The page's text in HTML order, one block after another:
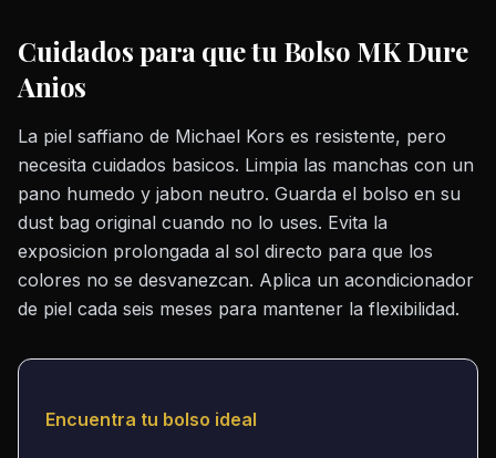
Cuidados para que tu Bolso MK Dure
Anios
La piel saffiano de Michael Kors es resistente, pero
necesita cuidados basicos. Limpia las manchas con un
pano humedo y jabon neutro. Guarda el bolso en su
dust bag original cuando no lo uses. Evita la
exposicion prolongada al sol directo para que los
colores no se desvanezcan. Aplica un acondicionador
de piel cada seis meses para mantener la flexibilidad.
Encuentra tu bolso ideal